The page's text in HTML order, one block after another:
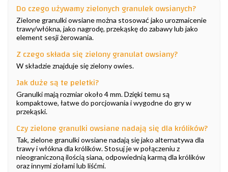
Do czego używamy zielonych granulek owsianych?
Zielone granulki owsiane można stosować jako urozmaicenie
trawy/włókna, jako nagrodę, przekąskę do zabawy lub jako
element sesji żerowania.
Z czego składa się zielony granulat owsiany?
W składzie znajduje się zielony owies.
Jak duże są te peletki?
Granulki mają rozmiar około 4 mm. Dzięki temu są
kompaktowe, łatwe do porcjowania i wygodne do gry w
przekąski.
Czy zielone granulki owsiane nadają się dla królików?
Tak, zielone granulki owsiane nadają się jako alternatywa dla
trawy i włókna dla królików. Stosuj je w połączeniu z
nieograniczoną ilością siana, odpowiednią karmą dla królików
oraz innymi ziołami lub liśćmi.